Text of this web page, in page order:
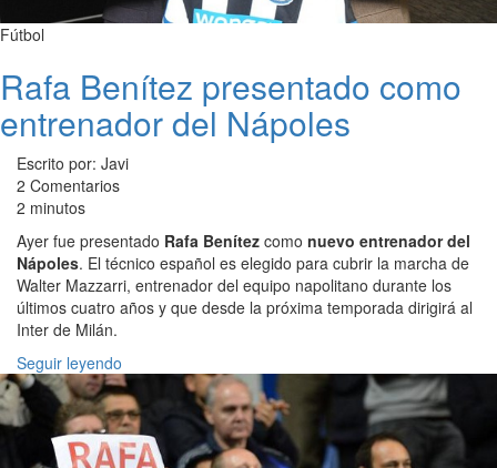
Fútbol
Rafa Benítez presentado como
entrenador del Nápoles
Escrito por: Javi
2 Comentarios
2 minutos
Ayer fue presentado Rafa Benítez como nuevo entrenador del
Nápoles. El técnico español es elegido para cubrir la marcha de
Walter Mazzarri, entrenador del equipo napolitano durante los
últimos cuatro años y que desde la próxima temporada dirigirá al
Inter de Milán.
Seguir leyendo